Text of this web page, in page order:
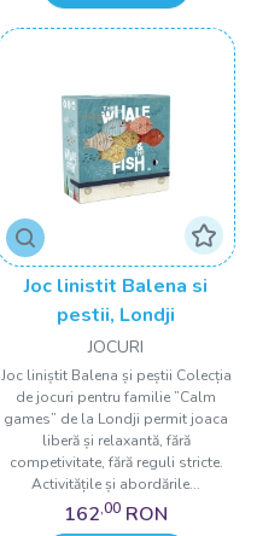
Joc linistit Balena si
pestii, Londji
JOCURI
Joc liniștit Balena și peștii Colecția
de jocuri pentru familie ”Calm
games” de la Londji permit joaca
liberă și relaxantă, fără
competivitate, fără reguli stricte.
Activitățile și abordările...
162,00 RON